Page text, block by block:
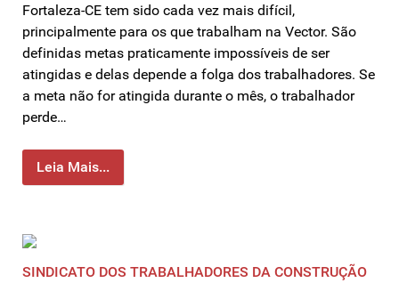
Fortaleza-CE tem sido cada vez mais difícil,
principalmente para os que trabalham na Vector. São
definidas metas praticamente impossíveis de ser
atingidas e delas depende a folga dos trabalhadores. Se
a meta não for atingida durante o mês, o trabalhador
perde…
Leia Mais...
SINDICATO DOS TRABALHADORES DA CONSTRUÇÃO